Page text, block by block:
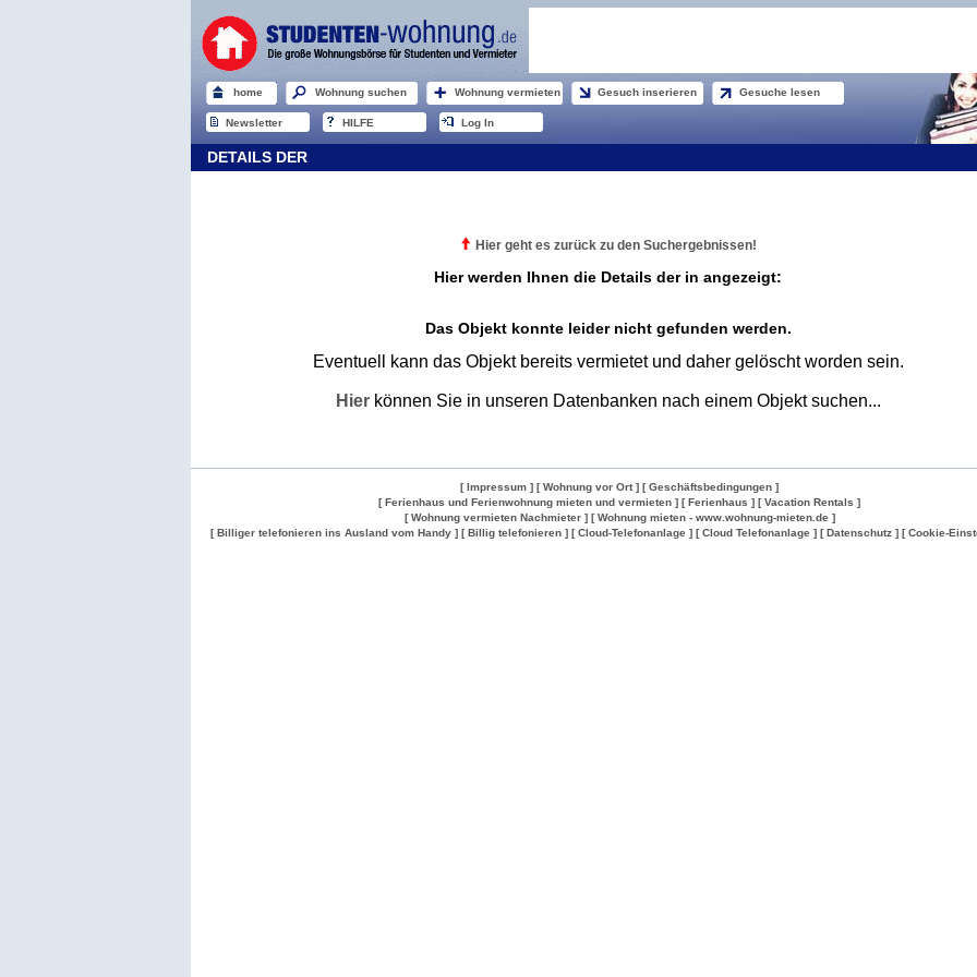
home Wohnung suchen Wohnung vermieten Gesuch inserieren Gesuche lesen
Newsletter HILFE Log In
DETAILS DER
Hier geht es zurück zu den Suchergebnissen!
Hier werden Ihnen die Details der in angezeigt:
Das Objekt konnte leider nicht gefunden werden.
Eventuell kann das Objekt bereits vermietet und daher gelöscht worden sein.
Hierkönnen Sie in unseren Datenbanken nach einem Objekt suchen...
[ Impressum ] [ Wohnung vor Ort ] [ Geschäftsbedingungen ]
[ Ferienhaus und Ferienwohnung mieten und vermieten ] [ Ferienhaus ] [ Vacation Rentals ]
[ Wohnung vermieten Nachmieter ] [ Wohnung mieten - www.wohnung-mieten.de ]
[ Billiger telefonieren ins Ausland vom Handy ] [ Billig telefonieren ] [ Cloud-Telefonanlage ] [ Cloud Telefonanlage ] [ Datenschutz ] [ Cookie-